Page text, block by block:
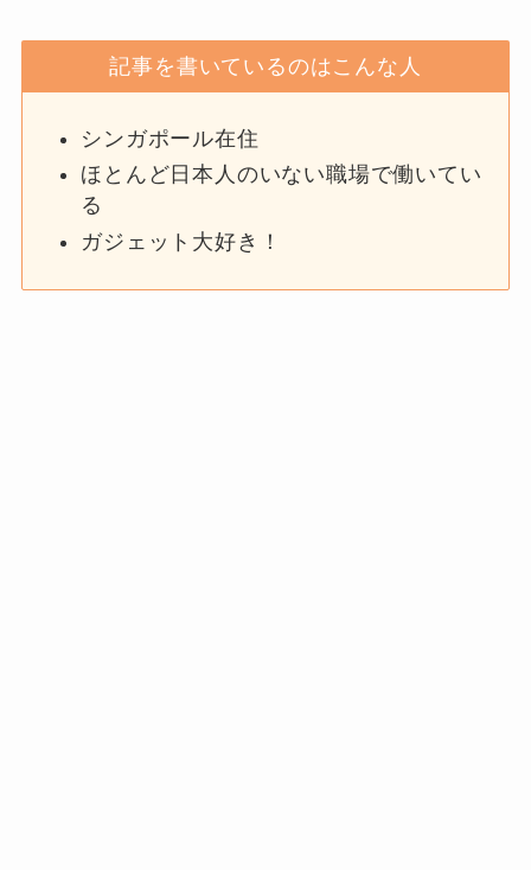
記事を書いているのはこんな人
シンガポール在住
ほとんど日本人のいない職場で働いてい
る
ガジェット大好き！